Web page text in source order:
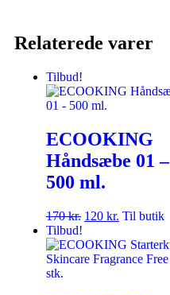
Relaterede varer
Tilbud!
ECOOKING
Håndsæbe 01 –
500 ml.
170kr. 120 kr. Til butik
Tilbud!